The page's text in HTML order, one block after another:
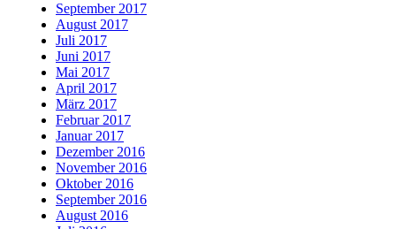
September 2017
August 2017
Juli 2017
Juni 2017
Mai 2017
April 2017
März 2017
Februar 2017
Januar 2017
Dezember 2016
November 2016
Oktober 2016
September 2016
August 2016